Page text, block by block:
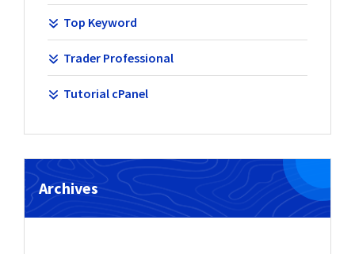
Top Keyword
Trader Professional
Tutorial cPanel
Archives